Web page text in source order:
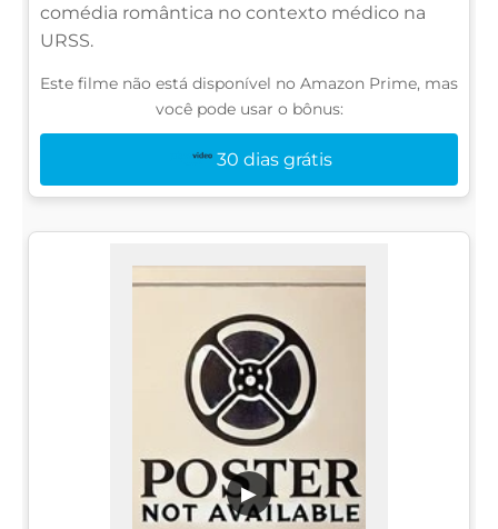
comédia romântica no contexto médico na
URSS.
Este filme não está disponível no Amazon Prime, mas
você pode usar o bônus:
30 dias grátis
▶